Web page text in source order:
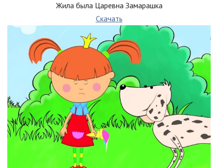
Жила была Царевна Замарашка
Скачать